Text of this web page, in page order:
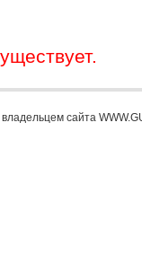
сайта